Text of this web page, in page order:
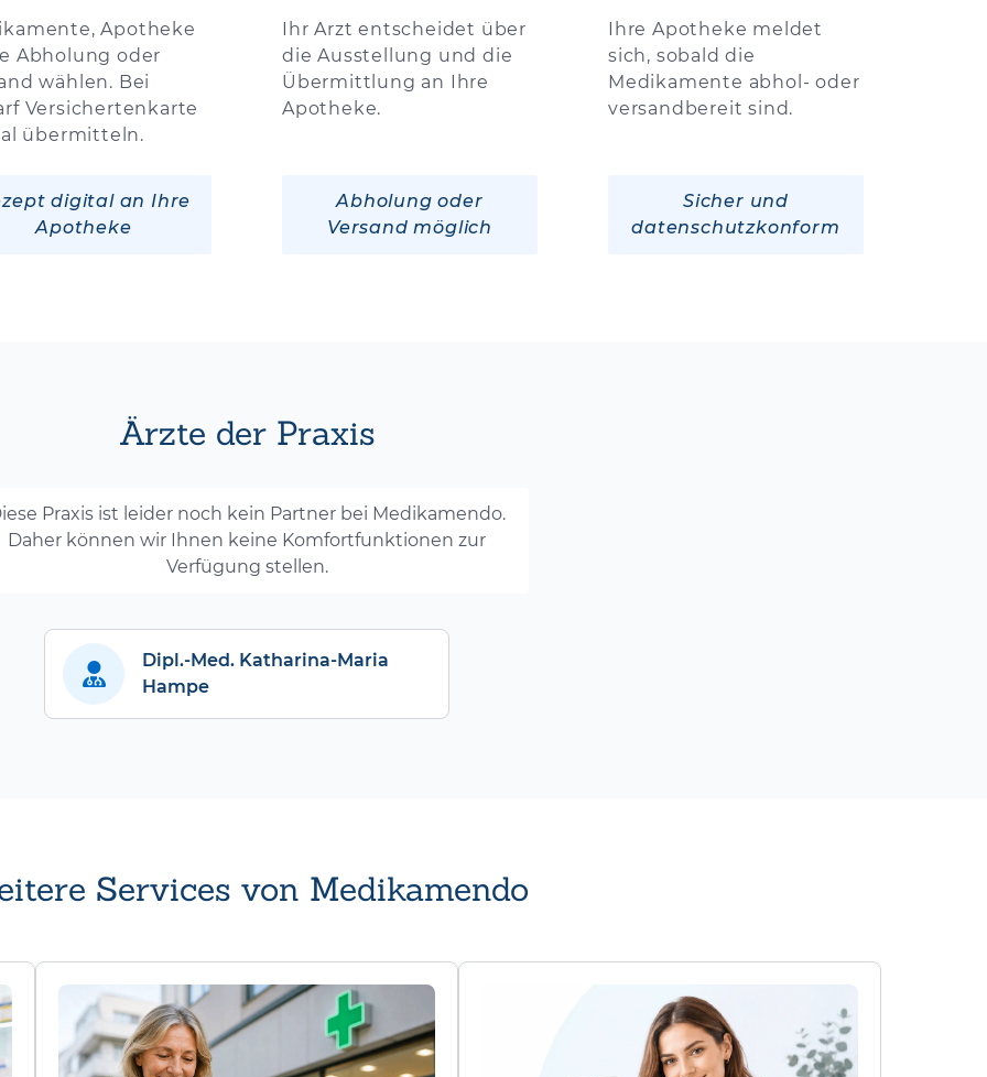
Apotheke
Abholung oder
wählen. Bei
Versichertenkarte
übermitteln.
digital an Ihre
Apotheke
Ihr Arzt entscheidet über
die Ausstellung und die
Übermittlung an Ihre
Apotheke.
Abholung oder
Versand möglich
Ihre Apotheke meldet
sich, sobald die
Medikamente abhol- oder
versandbereit sind.
Sicher und
datenschutzkonform
Ärzte der Praxis
Praxis ist leider noch kein Partner bei Medikamendo.
Daher können wir Ihnen keine Komfortfunktionen zur
Verfügung stellen.
Dipl.-Med. Katharina-Maria
Hampe
Services von Medikamendo